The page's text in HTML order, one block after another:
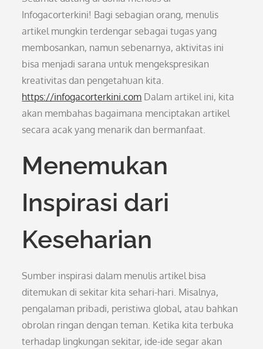
Infogacorterkini! Bagi sebagian orang, menulis
artikel mungkin terdengar sebagai tugas yang
membosankan, namun sebenarnya, aktivitas ini
bisa menjadi sarana untuk mengekspresikan
kreativitas dan pengetahuan kita.
https://infogacorterkini.com Dalam artikel ini, kita
akan membahas bagaimana menciptakan artikel
secara acak yang menarik dan bermanfaat.
Menemukan
Inspirasi dari
Keseharian
Sumber inspirasi dalam menulis artikel bisa
ditemukan di sekitar kita sehari-hari. Misalnya,
pengalaman pribadi, peristiwa global, atau bahkan
obrolan ringan dengan teman. Ketika kita terbuka
terhadap lingkungan sekitar, ide-ide segar akan